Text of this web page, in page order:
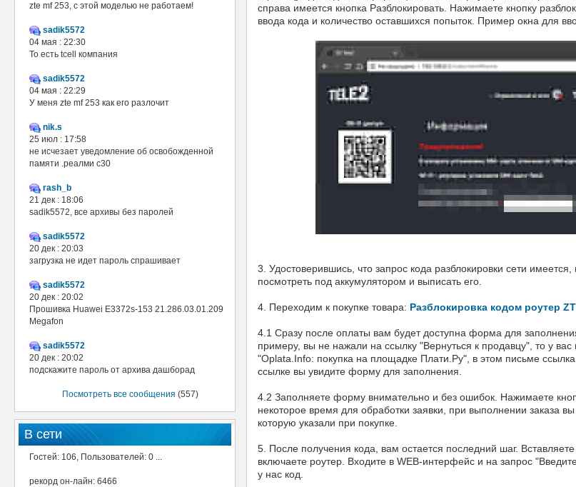
zte mf 253, с этой моделью не работаем!
sadik5572
04 мая : 22:30
То есть tcell компания
sadik5572
04 мая : 22:29
У меня zte mf 253 как его разлочит
nik.s
25 июл : 17:58
не исчезает уведомление об освобожденной
памяти .реалми с30
rash_b
21 дек : 18:06
sadik5572, все архивы без паролей
sadik5572
20 дек : 20:03
загрузка не идет пароль спрашивает
sadik5572
20 дек : 20:02
Прошивка Huawei E3372s-153 21.286.03.01.209
Megafon
sadik5572
20 дек : 20:02
подскажите пароль от архива дашборад
Посмотреть все сообщения (557)
В сети
Гостей: 106, Пользователей: 0 ...
рекорд он-лайн: 6466
справа имеется кнопка Разблокировать. Нажимаете кнопку
ввода кода и количество оставшихся попыток. Пример окна для
3. Удостоверившись, что запрос кода разблокировки сети
посмотреть под аккумулятором и выписать его.
4. Переходим к покупке товара: Разблокировка кодом роутер
4.1 Сразу после оплаты вам будет доступна форма для
примеру, вы не нажали на ссылку "Вернуться к продавцу", то у
"Oplata.Info: покупка на площадке Плати.Ру", в этом письме
ссылке вы увидите форму для заполнения.
4.2 Заполняете форму внимательно и без ошибок. Нажимаете
некоторое время для обработки заявки, при выполнении заказа
которую указали при покупке.
5. После получения кода, вам остается последний шаг.
включаете роутер. Входите в WEB-интерфейс и на запрос
у нас код.